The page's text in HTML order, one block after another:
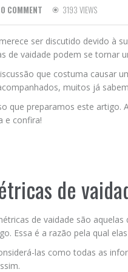
0 COMMENT 3193 VIEWS
ser discutido devido à
de vaidade podem se tornar
que costuma causar
muitos já
que preparamos este
e confira!
de
de vaidade são
Essa é a razão pela qual
las como todas as